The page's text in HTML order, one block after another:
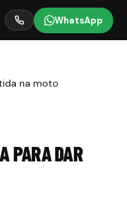
WhatsApp
na moto
PARA DAR